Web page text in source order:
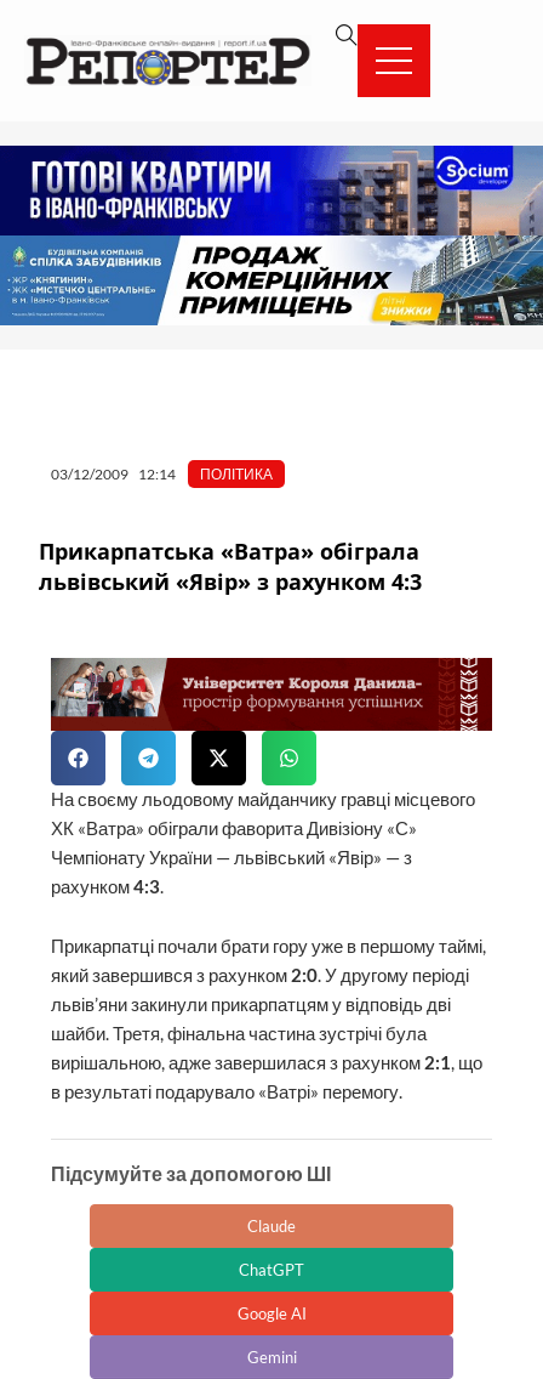
вмісту
03/12/2009 12:14 ПОЛІТИКА
Прикарпатська «Ватра» обіграла
львівський «Явір» з рахунком 4:3
На своєму льодовому майданчику гравці місцевого
ХК «Ватра» обіграли фаворита Дивізіону «С»
Чемпіонату України — львівський «Явір» — з
рахунком4:3.
Прикарпатці почали брати гору уже в першому таймі,
який завершився з рахунком 2:0. У другому періоді
львів’яни закинули прикарпатцям у відповідь дві
шайби. Третя, фінальна частина зустрічі була
вирішальною, адже завершилася з рахунком 2:1, що
в результаті подарувало «Ватрі» перемогу.
Підсумуйте за допомогою ШІ
Claude
ChatGPT
Google AI
Gemini